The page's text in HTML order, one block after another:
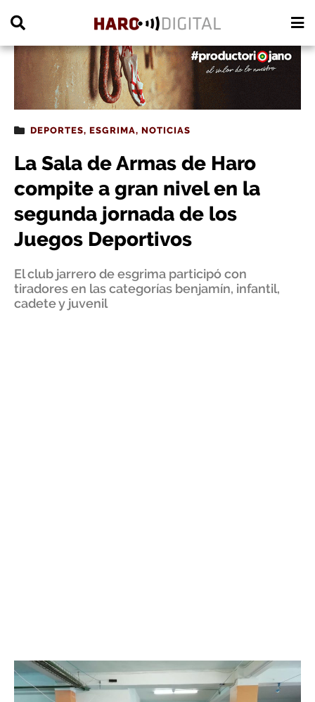
DEPORTES, ESGRIMA, NOTICIAS
La Sala de Armas de Haro
compite a gran nivel en la
segunda jornada de los
Juegos Deportivos
El club jarrero de esgrima participó con
tiradores en las categorías benjamín, infantil,
cadete y juvenil